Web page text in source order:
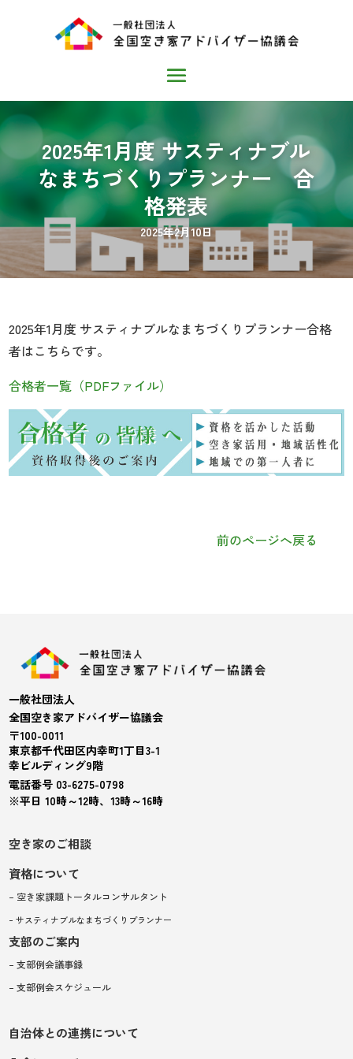
2025年1月度 サスティナブル
なまちづくりプランナー 合
格発表
2025年2月10日
2025年1月度 サスティナブルなまちづくりプランナー合格
者はこちらです。
合格者一覧（PDFファイル）
前のページへ戻る
一般社団法人
全国空き家アドバイザー協議会
〒100-0011
東京都千代田区内幸町1丁目3-1
幸ビルディング9階
電話番号 03-6275-0798
※平日 10時～12時、13時～16時
空き家のご相談
資格について
– 空き家課題トータルコンサルタント
– サスティナブルなまちづくりプランナー
支部のご案内
– 支部例会議事録
– 支部例会スケジュール
自治体との連携について